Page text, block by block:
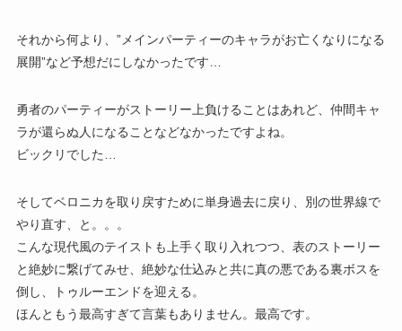
それから何より、”メインパーティーのキャラがお亡くなりになる
展開”など予想だにしなかったです…
勇者のパーティーがストーリー上負けることはあれど、仲間キャ
ラが還らぬ人になることなどなかったですよね。
ビックリでした…
そしてベロニカを取り戻すために単身過去に戻り、別の世界線で
やり直す、と。。。
こんな現代風のテイストも上手く取り入れつつ、表のストーリー
と絶妙に繋げてみせ、絶妙な仕込みと共に真の悪である裏ボスを
倒し、トゥルーエンドを迎える。
ほんともう最高すぎて言葉もありません。最高です。